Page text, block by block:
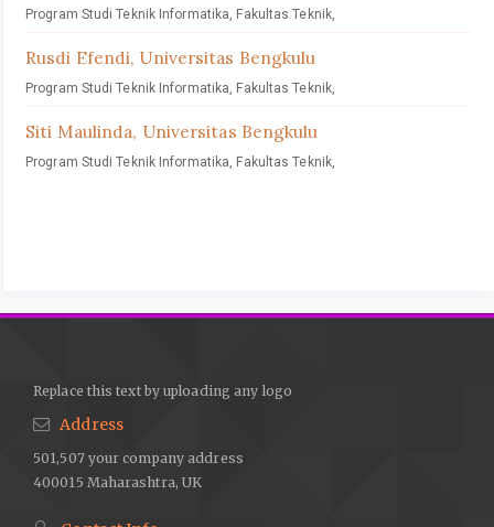
Program Studi Teknik Informatika, Fakultas Teknik,
Rusdi Efendi, Universitas Bengkulu
Program Studi Teknik Informatika, Fakultas Teknik,
Siti Maulinda, Universitas Bengkulu
Program Studi Teknik Informatika, Fakultas Teknik,
Replace this text by uploading any logo
Address
501,507 your company address
400015 Maharashtra, UK